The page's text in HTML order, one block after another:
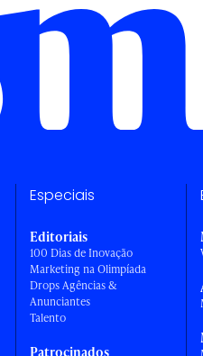
Especiais
Editoriais
100 Dias de Inovação
Marketing na Olimpíada
Drops Agências &
Anunciantes
Talento
Patrocinados